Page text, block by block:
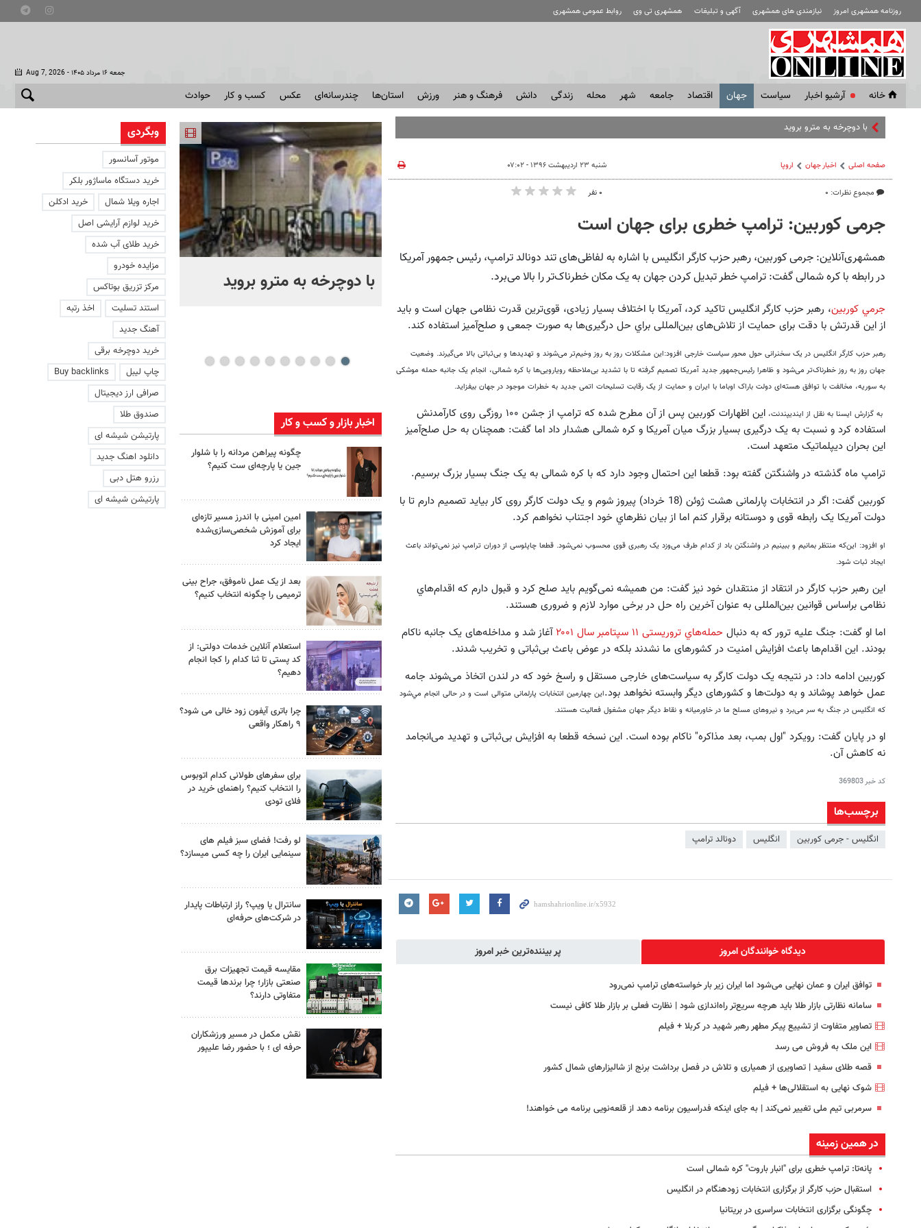
روزنامه همشهری امروز نیازمندی های همشهری آگهی و تبلیغات همشهری تی وی روابط عمومی همشهری
Aug 7, 2026 - جمعه ۱۶ مرداد ۱۴۰۵
خانه آرشیو اخبار سياست جهان اقتصاد جامعه شهر محله زندگی دانش فرهنگ و هنر ورزش استان‌ها چندرسانه‌ای عکس کسب و کار حوادث
با دوچرخه به مترو بروید
صفحه اصلی اخبار جهان اروپا
مجموع نظرات: ۰
شنبه ۲۳ اردیبهشت ۱۳۹۶ - ۰۷:۰۲
۰ نفر
جرمی کوربین: ترامپ خطری برای جهان است
همشهری‌آنلاین: جرمی کوربین، رهبر حزب کارگر انگلیس با اشاره به لفاظی‌های تند دونالد ترامپ، رئیس‌ جمهور آمریکا
در رابطه با کره شمالی گفت: ترامپ خطر تبدیل کردن جهان به یک مکان خطرناک‌تر را بالا می‌برد.
جرمي كوربين، رهبر حزب کارگر انگلیس تاکید کرد، آمریکا با اختلاف بسیار زیادی، قوی‌ترین قدرت نظامی جهان است و بايد
از این قدرتش با دقت برای حمایت از تلاش‌های بین‌المللی براي حل درگیری‌ها به صورت جمعی و صلح‌آمیز استفاده کند.
رهبر حزب کارگر انگلیس در یک سخنرانی حول محور سیاست خارجی افزود:این مشکلات روز به روز وخیم‌تر می‌شوند و تهدیدها و بی‌ثباتی بالا می‌گیرند. وضعیت
جهان روز به روز خطرناک‌تر می‌شود و ظاهرا رئیس‌جمهور جدید آمریکا تصمیم گرفته تا با تشدید بی‌ملاحظه رویارویی‌ها با کره شمالی، انجام یک جانبه حمله موشکی
به سوریه، مخالفت با توافق هسته‌ای دولت باراک اوباما با ایران و حمایت از یک رقابت تسلیحات اتمی جدید به خطرات موجود در جهان بیفزاید.
به گزارش ایسنا به نقل از ایندیپندنت،
این اظهارات کوربین پس از آن مطرح شده که ترامپ از جشن ۱۰۰ روزگی روی کارآمدنش
استفاده کرد و نسبت به یک درگیری بسیار بزرگ میان آمریکا و کره شمالی هشدار داد اما گفت: همچنان به حل صلح‌آمیز
این بحران دیپلماتیک متعهد است.
ترامپ ماه گذشته در واشنگتن گفته بود: قطعا این احتمال وجود دارد که با کره شمالی به یک جنگ بسیار بزرگ برسیم.
کوربین گفت: اگر در انتخابات پارلمانی هشت ژوئن (18 خرداد) پیروز شوم و یک دولت کارگر روی کار بیاید تصمیم دارم تا با
دولت آمریکا یک رابطه قوی و دوستانه برقرار کنم اما از بیان نظرهاي خود اجتناب نخواهم کرد.
او افزود: این‌که منتظر بمانیم و ببینیم در واشنگتن باد از کدام طرف می‌وزد یک رهبری قوی محسوب نمی‌شود. قطعا چاپلوسی از دوران ترامپ نیز نمی‌تواند باعث
ایجاد ثبات شود.
این رهبر حزب کارگر در انتقاد از منتقدان خود نیز گفت: من همیشه نمی‌گویم باید صلح کرد و قبول دارم که اقدام‌هاي
نظامی براساس قوانین بین‌المللی به عنوان آخرین راه حل در برخی موارد لازم و ضروری هستند.
اما او گفت: جنگ علیه ترور که به دنبال حمله‌هاي تروریستی ۱۱ سپتامبر سال ۲۰۰۱
آغاز شد و مداخله‌های یک جانبه ناکام
بودند. این اقدام‌ها باعث افزایش امنیت در کشورهای ما نشدند بلکه در عوض باعث بی‌ثباتی و تخریب شدند.
کوربین ادامه داد: در نتیجه یک دولت کارگر به سیاست‌های خارجی مستقل و راسخ خود که در لندن اتخاذ می‌شوند جامه
عمل خواهد پوشاند و به دولت‌ها و کشورهای دیگر وابسته نخواهد بود.این چهارمین انتخابات پارلمانی متوالی است و در حالی انجام مي‌شود
که انگلیس در جنگ به سر می‌برد و نیروهای مسلح ما در خاورمیانه و نقاط دیگر جهان مشغول فعالیت هستند.
او در پایان گفت: رویکرد "اول بمب، بعد مذاکره" ناکام بوده است. این نسخه قطعا به افزایش بی‌ثباتی و تهدید می‌انجامد
نه کاهش آن‌.
کد خبر369803
برچسب‌ها
انگلیس - جرمی کوربین انگلیس دونالد ترامپ
دیدگاه خوانندگان امروز پر بیننده‌ترین خبر امروز
توافق ایران و عمان نهایی می‌شود اما ایران زیر بار خواسته‌های ترامپ نمی‌رود
سامانه نظارتی بازار طلا باید هرچه سریع‌تر راه‌اندازی شود | نظارت فعلی بر بازار طلا کافی نیست
تصاویر متفاوت از تشییع پیکر مطهر رهبر شهید در کربلا + فیلم
این ملک به فروش می رسد
قصه طلای سفید | تصاویری از همیاری و تلاش در فصل برداشت برنج از شالیزارهای شمال کشور
شوک نهایی به استقلالی‌ها + فیلم
سرمربی تیم ملی تغییر نمی‌کند | به جای اینکه فدراسیون برنامه دهد از قلعه‌نویی برنامه می خواهند!
در همین زمینه
پانه‌تا: ترامپ خطری برای "انبار باروت" کره شمالی است
استقبال حزب کارگر از برگزاری انتخابات زودهنگام در انگلیس
چگونگی برگزاری انتخابات سراسری در بریتانیا
آمیتاب باچان به ایران می‌آید
+ فیلم
با دوچرخه به مترو بروید
بوتاکس‌های تقلبی کجا
می‌شوند؟
اخبار بازار و کسب و کار
چگونه پیراهن مردانه را با شلوار
جین یا پارچه‌ای ست کنیم؟
امین امینی با اندرز مسیر تازه‌ای
برای آموزش شخصی‌سازی‌شده
ایجاد کرد
بعد از یک عمل ناموفق، جراح بینی
ترمیمی را چگونه انتخاب کنیم؟
استعلام آنلاین خدمات دولتی: از
کد پستی تا ثنا کدام را کجا انجام
دهیم؟
چرا باتری آیفون زود خالی می شود؟
۹ راهکار واقعی
برای سفرهای طولانی کدام اتوبوس
را انتخاب کنیم؟ راهنمای خرید در
فلای تودی
لو رفت! فضای سبز فیلم های
سینمایی ایران را چه کسی میسازد؟
سانترال یا ویپ؟ راز ارتباطات پایدار
در شرکت‌های حرفه‌ای
مقایسه قیمت تجهیزات برق
صنعتی بازار؛ چرا برندها قیمت
متفاوتی دارند؟
نقش مکمل در مسیر ورزشکاران
حرفه ای ؛ با حضور رضا علیپور
وبگردی
موتور آسانسور
خرید دستگاه ماساژور بلکر
اجاره ویلا شمال
خرید ادکلن
خرید لوازم آرایشی اصل
خرید طلای آب شده
مزایده خودرو
مرکز تزریق بوتاکس
استند تسلیت
اخذ رتبه
آهنگ جدید
خرید دوچرخه برقی
چاپ لیبل
Buy backlinks
صرافی ارز دیجیتال
صندوق طلا
پارتیشن شیشه ای
دانلود اهنگ جدید
رزرو هتل دبی
پارتیشن شیشه ای